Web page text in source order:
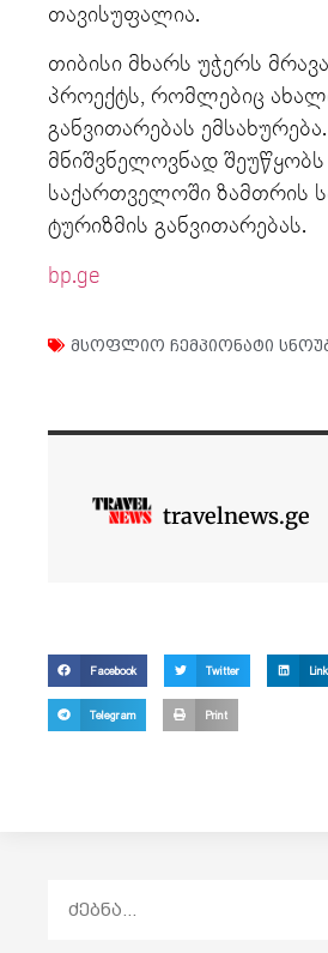
თავისუფალია.
თიბისი მხარს უჭერს
პროექტს, რომლებიც
განვითარებას
მნიშვნელოვნად
საქართველოში ზამთრის
ტურიზმის განვითარებას.
bp.ge
მსოფლიო ჩემპიონატი
travelnews.ge
Facebook Twitter
Telegram Print